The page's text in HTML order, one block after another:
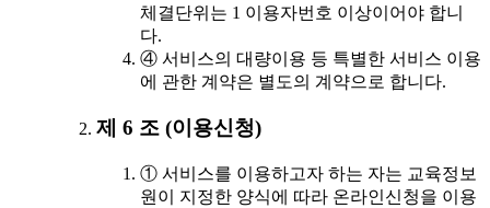
체결단위는 1 이용자번호 이상이어야 합니
다.
④ 서비스의 대량이용 등 특별한 서비스 이용
에 관한 계약은 별도의 계약으로 합니다.
제 6 조 (이용신청)
① 서비스를 이용하고자 하는 자는 교육정보
원이 지정한 양식에 따라 온라인신청을 이용